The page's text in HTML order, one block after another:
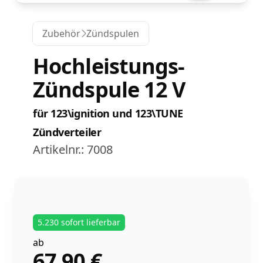
Zubehör Zündspulen
Hochleistungs-
Zündspule 12 V
für 123\ignition und 123\TUNE
Zündverteiler
Artikelnr.: 7008
5.230 sofort lieferbar
ab